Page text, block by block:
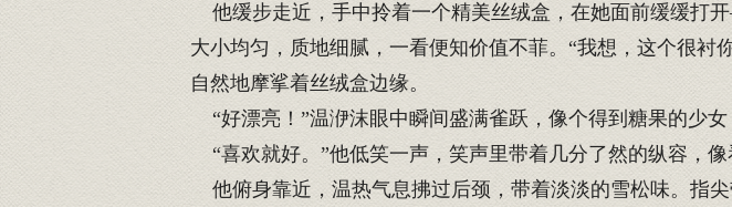
他缓步走近，手中拎着一个精美丝绒盒，在她面前缓缓打
大小均匀，质地细腻，一看便知价值不菲。“我想，这个很
自然地摩挲着丝绒盒边缘。
“好漂亮！”温洢沫眼中瞬间盛满雀跃，像个得到糖果的少
“喜欢就好。”他低笑一声，笑声里带着几分了然的纵容，
他俯身靠近，温热气息拂过后颈，带着淡淡的雪松味。指